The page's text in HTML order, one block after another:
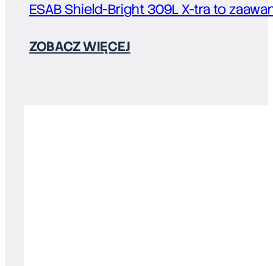
ESAB Shield-Bright 309L X-tra to
ZOBACZ WIĘCEJ